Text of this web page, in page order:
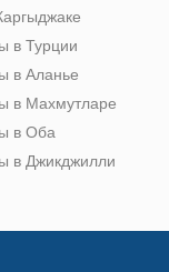
в Турции
в Аланье
в Махмутларе
в Оба
в Джикджилли